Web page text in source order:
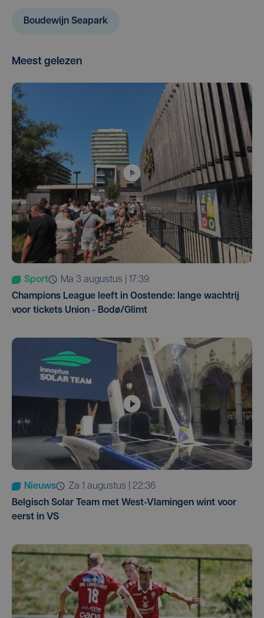
Boudewijn Seapark
Meest gelezen
Sport
ma 3 augustus | 17:39
Champions League leeft in Oostende: lange wachtrij
voor tickets Union - Bodø/Glimt
Nieuws
za 1 augustus | 22:36
Belgisch Solar Team met West-Vlamingen wint voor
eerst in VS